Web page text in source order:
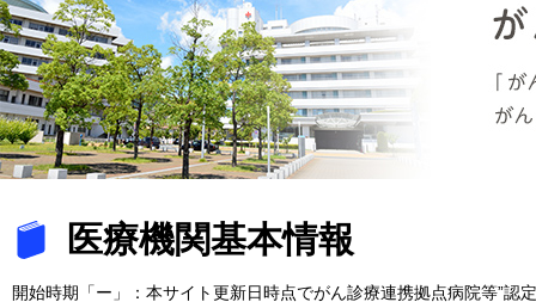
医療機関基本情報
開始時期「ー」：本サイト更新日時点でがん診療連携拠点病院等”認